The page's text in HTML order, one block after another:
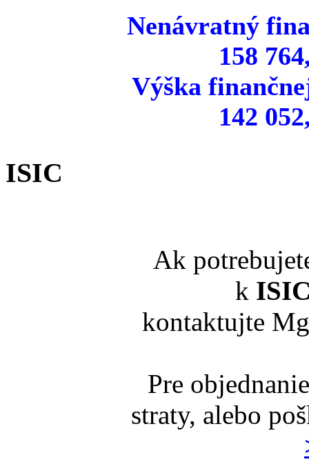
Nenávratný
158
Výška
142
ISIC
Ak
k
kontaktujte
Pre
straty, alebo